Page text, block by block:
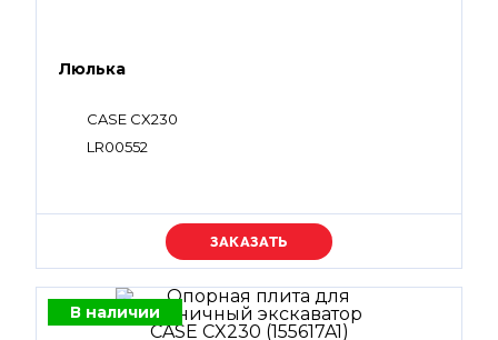
Люлька
CASE CX230
LR00552
Уточняйте цену
В наличии